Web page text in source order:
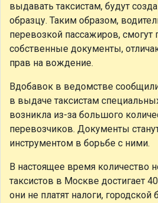
выдавать таксистам, будут
образцу. Таким образом,
перевозкой пассажиров, смогут
собственные документы,
прав на вождение.
Вдобавок в ведомстве
в выдаче таксистам
возникла из-за большого
перевозчиков. Документы
инструментом в борьбе с ними.
В настоящее время количество
таксистов в Москве достигает
они не платят налоги,